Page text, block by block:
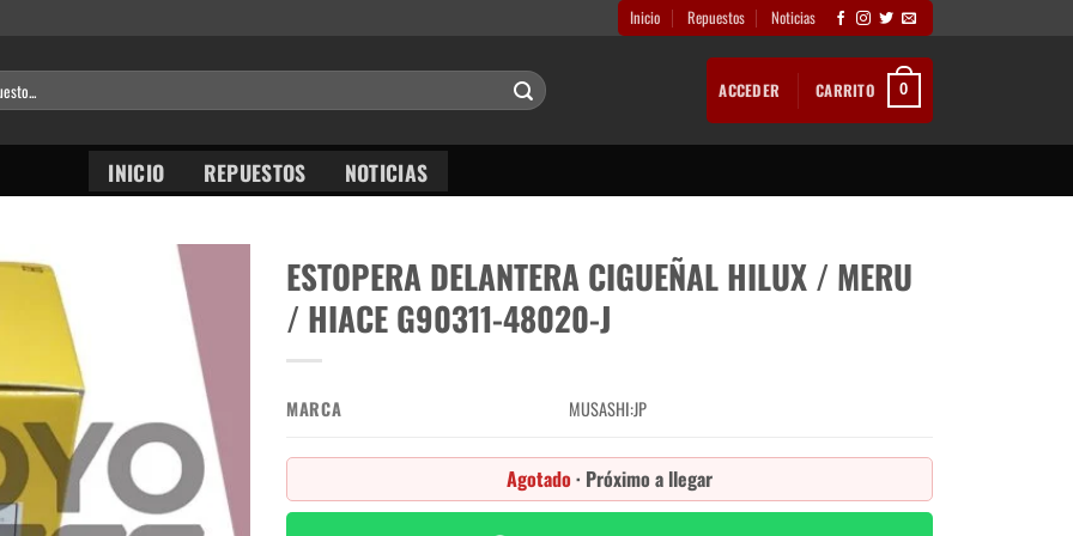
Inicio Repuestos Noticias
ACCEDER CARRITO 0
INICIO REPUESTOS NOTICIAS
ESTOPERA DELANTERA CIGUEÑAL HILUX / MERU
/ HIACE G90311-48020-J
MARCA MUSASHI:JP
Agotado · Próximo a llegar